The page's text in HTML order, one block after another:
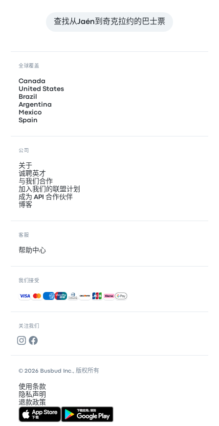
查找从Jaén到奇克拉约的巴士票
关注我们
全球覆盖
Canada
United States
Brazil
Argentina
Mexico
Spain
公司
关于
诚聘英才
与我们合作
加入我们的联盟计划
成为 API 合作伙伴
博客
客服
帮助中心
我们接受
接受的付款方式
© 2026 Busbud Inc., 版权所有
使用条款
隐私声明
退款政策